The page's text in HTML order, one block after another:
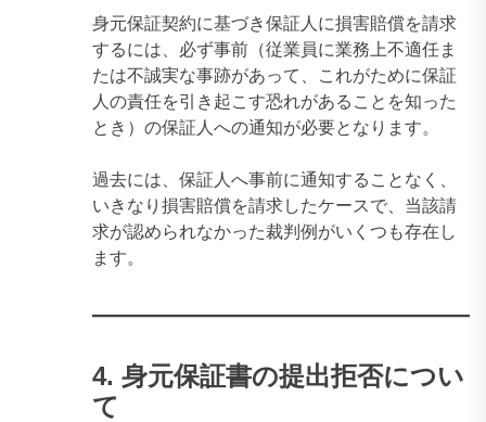
身元保証契約に基づき保証人に損害賠償を請求
するには、必ず事前（従業員に業務上不適任ま
たは不誠実な事跡があって、これがために保証
人の責任を引き起こす恐れがあることを知った
とき）の保証人への通知が必要となります。
過去には、保証人へ事前に通知することなく、
いきなり損害賠償を請求したケースで、当該請
求が認められなかった裁判例がいくつも存在し
ます。
4. 身元保証書の提出拒否につい
て